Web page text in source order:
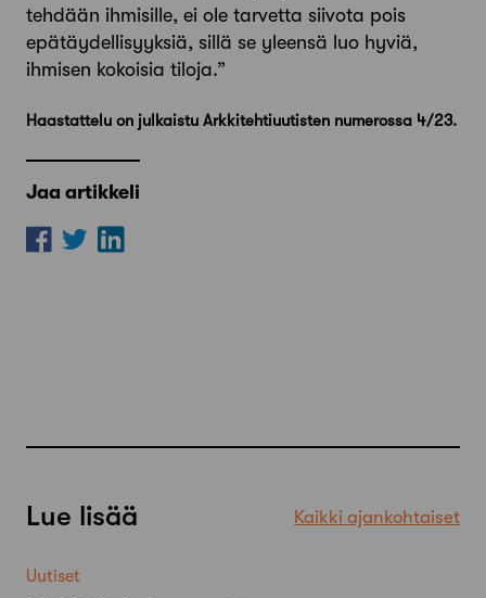
tehdään ihmisille, ei ole tarvetta siivota pois
epätäydellisyyksiä, sillä se yleensä luo hyviä,
ihmisen kokoisia tiloja.”
Haastattelu on julkaistu Arkkitehtiuutisten numerossa 4/23.
Jaa artikkeli
Lue lisää Kaikki ajankohtaiset
Uutiset